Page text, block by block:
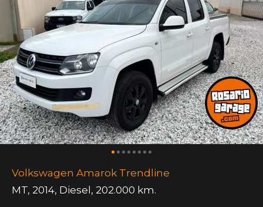
Volkswagen Amarok Trendline
MT, 2014, Diesel , 202.000 km.